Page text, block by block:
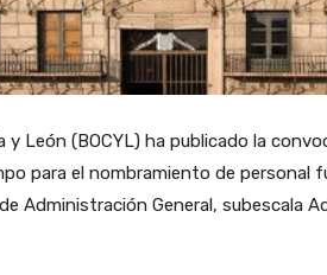
y León (BOCYL) ha publicado la
para el nombramiento de personal
Administración General, subescala